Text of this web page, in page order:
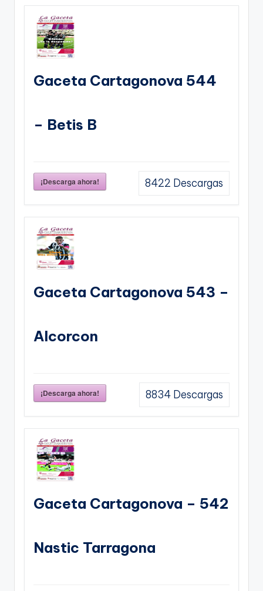
Gaceta Cartagonova 544
– Betis B
¡Descarga ahora! 8422 Descargas
Gaceta Cartagonova 543 –
Alcorcon
¡Descarga ahora! 8834 Descargas
Gaceta Cartagonova – 542
Nastic Tarragona